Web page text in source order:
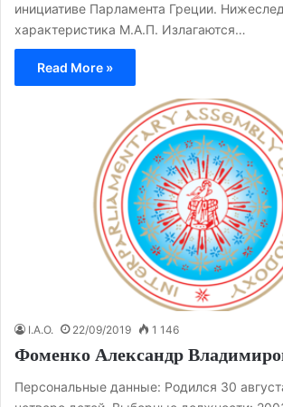
инициативе Парламента Греции.
характеристика М.А.П. Излагаются…
Read More »
I.A.O. 22/09/2019 1 146
Фоменко Александр
Персональные данные: Родился 30